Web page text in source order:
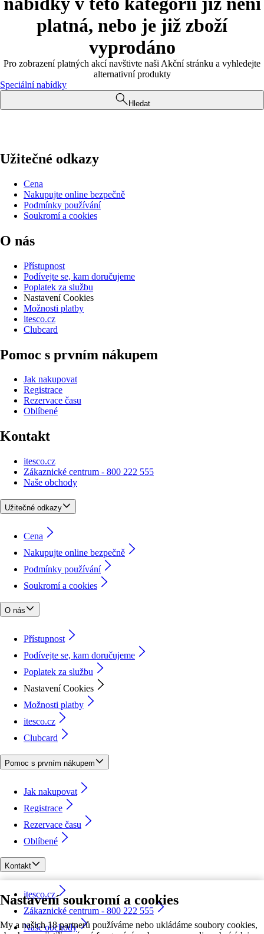
Nastavení soukromí a cookies
My a našich 18 partnerů používáme nebo ukládáme soubory cookies,
platná, nebo je již zboží
vyprodáno
Pro zobrazení platných akcí navštivte naši Akční stránku a vyhledejte
alternativní produkty
Speciální nabídky
Hledat
Užitečné odkazy
Cena
Nakupujte online bezpečně
Podmínky používání
Soukromí a cookies
O nás
Přístupnost
Podívejte se, kam doručujeme
Poplatek za službu
Nastavení Cookies
Možnosti platby
itesco.cz
Clubcard
Pomoc s prvním nákupem
Jak nakupovat
Registrace
Rezervace času
Oblíbené
Kontakt
itesco.cz
Zákaznické centrum - 800 222 555
Naše obchody
Užitečné odkazy
Cena
Nakupujte online bezpečně
Podmínky používání
Soukromí a cookies
O nás
Přístupnost
Podívejte se, kam doručujeme
Poplatek za službu
Nastavení Cookies
Možnosti platby
itesco.cz
Clubcard
Pomoc s prvním nákupem
Jak nakupovat
Registrace
Rezervace času
Oblíbené
Kontakt
itesco.cz
Zákaznické centrum - 800 222 555
Naše obchody